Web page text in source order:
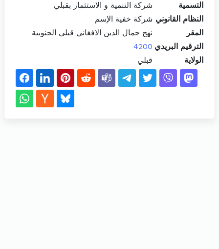
التسمية
شركة التنمية و الاستثمار بقبلي
النظام القانوني شركة خفية الإسم
المقر
نهج جمال الدين الافغاني قبلي الجنوبية
الترقيم البريدي 4200
الولاية
قبلي